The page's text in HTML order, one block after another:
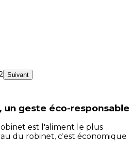
Suivant
un geste éco-responsable
est l'aliment le plus
du robinet, c'est économique